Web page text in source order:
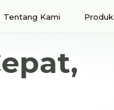
Tentang Kami Produk